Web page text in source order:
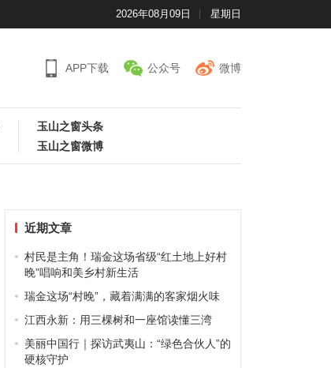
2026年08月09日 星期日
APP下载 公众号 微博
玉山之窗头条
玉山之窗微博
近期文章
村民是主角！瑞金这场省级“红土地上好村
晚”唱响和美乡村新生活
瑞金这场“村晚”，藏着满满的客家烟火味
江西永新：用三棵树和一座馆读懂三湾
美丽中国行｜探访武夷山：“绿色合伙人”的
硬核守护